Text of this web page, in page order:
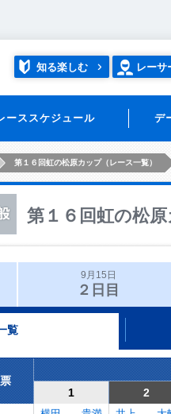
知る楽しむ レーサ
ーススケジュール デ
第１６回虹の松原カップ（レース一覧）
第１６回虹の松
9月15日
２日目
覧
1
2